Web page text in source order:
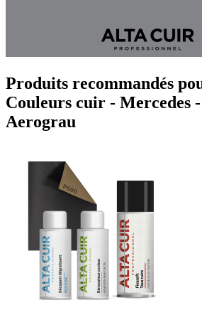
Produits recommandés
Couleurs cuir - Mercedes -
Aerograu